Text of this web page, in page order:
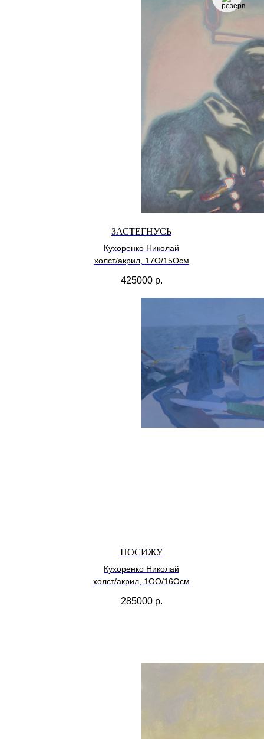
ЗАСТЕГНУСЬ
Кухоренко Николай
холст/акрил, 17О/15Осм
425000 р.
ПОСИЖУ
Кухоренко Николай
холст/акрил, 1ОО/16Осм
285000 р.